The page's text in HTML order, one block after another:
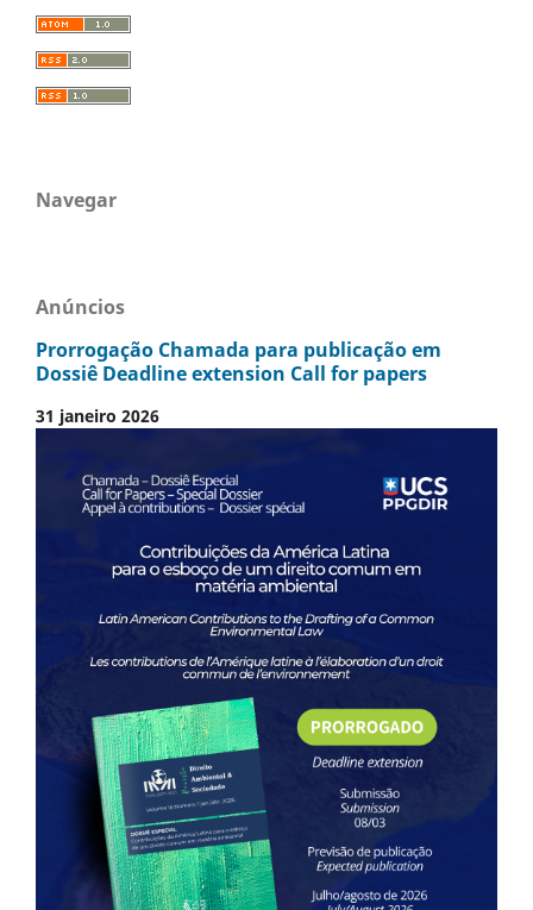
Navegar
Anúncios
Prorrogação Chamada para publicação em
Dossiê Deadline extension Call for papers
31 janeiro 2026